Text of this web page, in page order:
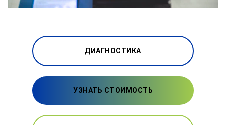
ДИАГНОСТИКА
УЗНАТЬ СТОИМОСТЬ